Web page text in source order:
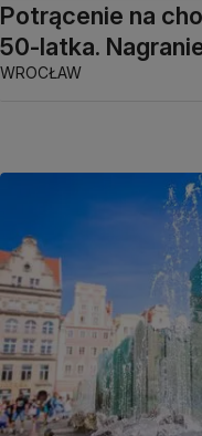
Potrącenie na
50-latka.
WROCŁAW